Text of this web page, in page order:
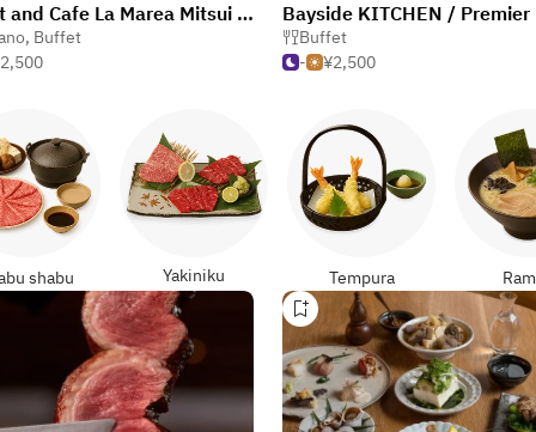
Buffet and Cafe La Marea Mitsui Garden Hotel Shiodome Italiagai
, Buffet
Buffet
-
¥2,500
shabu Yakiniku Tempura